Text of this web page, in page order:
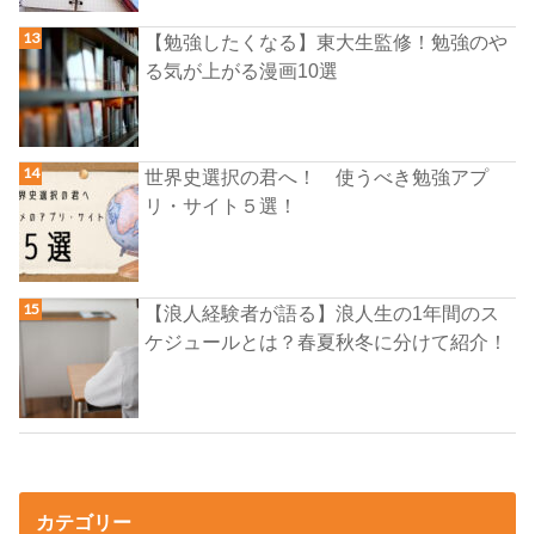
【勉強したくなる】東大生監修！勉強のや
る気が上がる漫画10選
世界史選択の君へ！ 使うべき勉強アプ
リ・サイト５選！
【浪人経験者が語る】浪人生の1年間のス
ケジュールとは？春夏秋冬に分けて紹介！
カテゴリー